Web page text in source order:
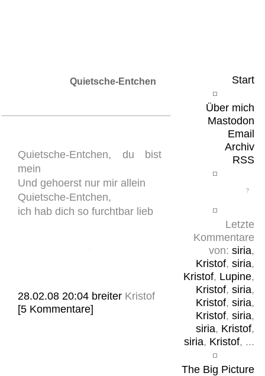
Start
Über mich
Mastodon
Email
Archiv
RSS
Letzte
Kommentare
von: siria,
Kristof, siria,
Kristof, Lupine,
Kristof, siria,
Kristof, siria,
Kristof, siria,
siria, Kristof,
siria, Kristof, ...
The Big Picture
Quietsche-Entchen
Quietsche-Entchen, du bist
mein
Und gehoerst nur mir allein
Quietsche-Entchen,
ich hab dich so furchtbar lieb
28.02.08 20:04 breiter Kristof
[5 Kommentare]